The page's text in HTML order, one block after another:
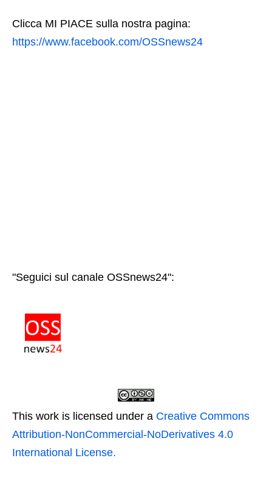
Clicca MI PIACE sulla nostra pagina:
https://www.facebook.com/OSSnews24
"Seguici sul canale OSSnews24":
This work is licensed under a Creative Commons
Attribution-NonCommercial-NoDerivatives 4.0
International License.